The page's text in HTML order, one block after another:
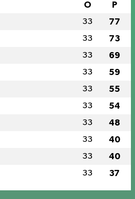
O P
33 77
33 73
33 69
33 59
33 55
33 54
33 48
33 40
33 40
33 37